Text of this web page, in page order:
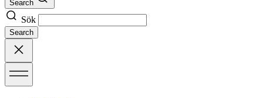
Search
Sök
Search